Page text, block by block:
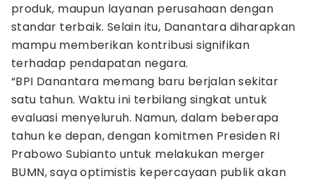
produk, maupun layanan perusahaan dengan
standar terbaik. Selain itu, Danantara diharapkan
mampu memberikan kontribusi signifikan
terhadap pendapatan negara.
“BPI Danantara memang baru berjalan sekitar
satu tahun. Waktu ini terbilang singkat untuk
evaluasi menyeluruh. Namun, dalam beberapa
tahun ke depan, dengan komitmen Presiden RI
Prabowo Subianto untuk melakukan merger
BUMN, saya optimistis kepercayaan publik akan